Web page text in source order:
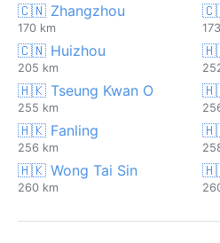
🇨🇳 Zhangzhou
170 km
🇨🇳 Huizhou
205 km
🇭🇰 Tseung Kwan O
255 km
🇭🇰 Fanling
256 km
🇭🇰 Wong Tai Sin
260 km